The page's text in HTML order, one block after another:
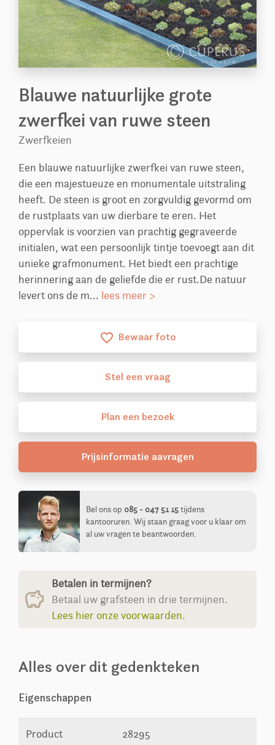
Blauwe natuurlijke grote
zwerfkei van ruwe steen
Zwerfkeien
Een blauwe natuurlijke zwerfkei van ruwe steen,
die een majestueuze en monumentale uitstraling
heeft. De steen is groot en zorgvuldig gevormd om
de rustplaats van uw dierbare te eren. Het
oppervlak is voorzien van prachtig gegraveerde
initialen, wat een persoonlijk tintje toevoegt aan dit
unieke grafmonument. Het biedt een prachtige
herinnering aan de geliefde die er rust.De natuur
levert ons de m... lees meer >
favorite_border Bewaar foto
Stel een vraag
Plan een bezoek
Prijsinformatie aavragen
Bel ons op 085 - 047 51 15tijdens
kantooruren. Wij staan graag voor u klaar om
al uw vragen te beantwoorden.
Betalen in termijnen?
Betaal uw grafsteen in drie termijnen.
Lees hier onze voorwaarden.
Alles over dit gedenkteken
Eigenschappen
Product 28295